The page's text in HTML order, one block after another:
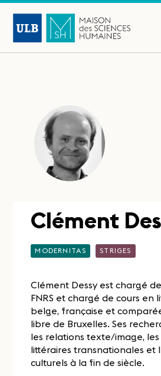
Clément
MODERNITAS STRIGES
Clément Dessy est chargé
FNRS et chargé de cours en
belge, française et
libre de Bruxelles. Ses
les relations texte/image,
littéraires transnationales et
culturels à la fin de siècle.